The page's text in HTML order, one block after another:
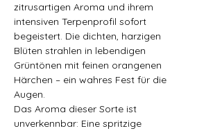
zitrusartigen Aroma und ihrem
intensiven Terpenprofil sofort
begeistert. Die dichten, harzigen
Blüten strahlen in lebendigen
Grüntönen mit feinen orangenen
Härchen – ein wahres Fest für die
Augen.
Das Aroma dieser Sorte ist
unverkennbar: Eine spritzige